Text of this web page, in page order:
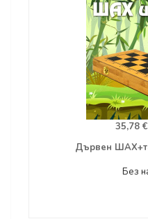
35,78
Дървен
Без